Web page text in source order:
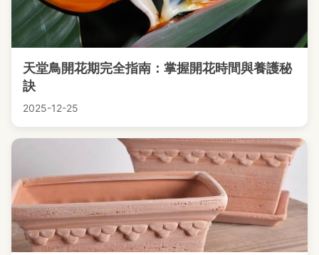
天堂鳥開花期完全指南：掌握開花時間與養護秘
訣
2025-12-25